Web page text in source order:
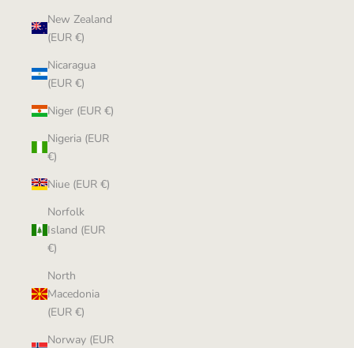
New Zealand
(EUR €)
Nicaragua
(EUR €)
Niger (EUR €)
Nigeria (EUR
€)
Niue (EUR €)
Norfolk
Island (EUR
€)
North
Macedonia
(EUR €)
Norway (EUR